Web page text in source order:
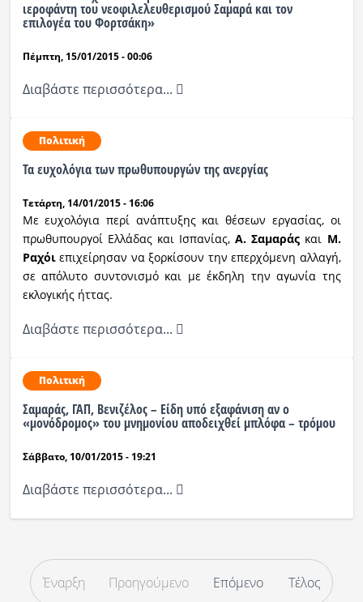
ιεροφάντη του νεοφιλελευθερισμού Σαμαρά και τον
επιλογέα του Φορτσάκη»
Πέμπτη, 15/01/2015 - 00:06
Διαβάστε περισσότερα...
Πολιτική
Τα ευχολόγια των πρωθυπουργών της ανεργίας
Τετάρτη, 14/01/2015 - 16:06
Με ευχολόγια περί ανάπτυξης και θέσεων εργασίας, οι
πρωθυπουργοί Ελλάδας και Ισπανίας,Α. Σαμαράς και Μ.
Ραχόιεπιχείρησαν να ξορκίσουν την επερχόμενη αλλαγή,
σε απόλυτο συντονισμό και με έκδηλη την αγωνία της
εκλογικής ήττας.
Διαβάστε περισσότερα...
Πολιτική
Σαμαράς, ΓΑΠ, Βενιζέλος – Είδη υπό εξαφάνιση αν ο
«μονόδρομος» του μνημονίου αποδειχθεί μπλόφα – τρόμου
Σάββατο, 10/01/2015 - 19:21
Διαβάστε περισσότερα...
Έναρξη Προηγούμενο Επόμενο Τέλος